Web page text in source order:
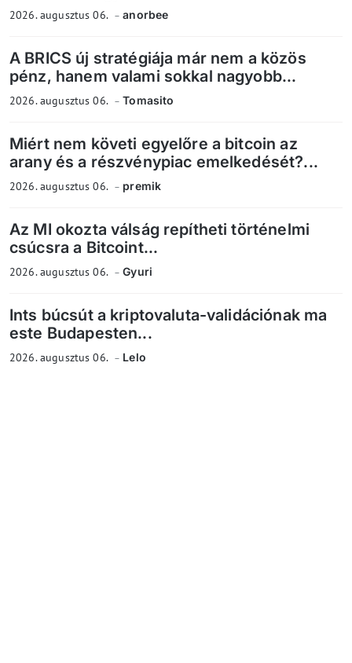
2026. augusztus 06. anorbee
A BRICS új stratégiája már nem a közös
pénz, hanem valami sokkal nagyobb...
2026. augusztus 06. Tomasito
Miért nem követi egyelőre a bitcoin az
arany és a részvénypiac emelkedését?...
2026. augusztus 06. premik
Az MI okozta válság repítheti történelmi
csúcsra a Bitcoint...
2026. augusztus 06. Gyuri
Ints búcsút a kriptovaluta-validációnak ma
este Budapesten...
2026. augusztus 06. Lelo